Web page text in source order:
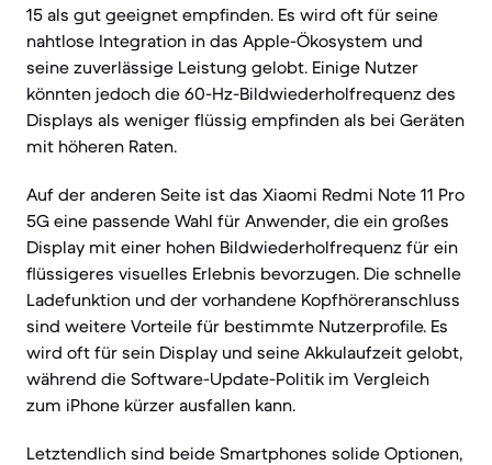
15 als gut geeignet empfinden. Es wird oft für seine
nahtlose Integration in das Apple-Ökosystem und
seine zuverlässige Leistung gelobt. Einige Nutzer
könnten jedoch die 60-Hz-Bildwiederholfrequenz des
Displays als weniger flüssig empfinden als bei Geräten
mit höheren Raten.
Auf der anderen Seite ist das Xiaomi Redmi Note 11 Pro
5G eine passende Wahl für Anwender, die ein großes
Display mit einer hohen Bildwiederholfrequenz für ein
flüssigeres visuelles Erlebnis bevorzugen. Die schnelle
Ladefunktion und der vorhandene Kopfhöreranschluss
sind weitere Vorteile für bestimmte Nutzerprofile. Es
wird oft für sein Display und seine Akkulaufzeit gelobt,
während die Software-Update-Politik im Vergleich
zum iPhone kürzer ausfallen kann.
Letztendlich sind beide Smartphones solide Optionen,